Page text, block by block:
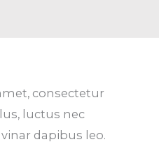
consectetur
luctus nec
dapibus leo.